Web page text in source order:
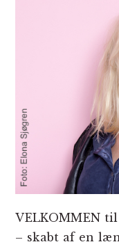
VELKOMMEN
– skabt af en